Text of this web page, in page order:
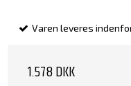
Varen leveres
1.578 DKK